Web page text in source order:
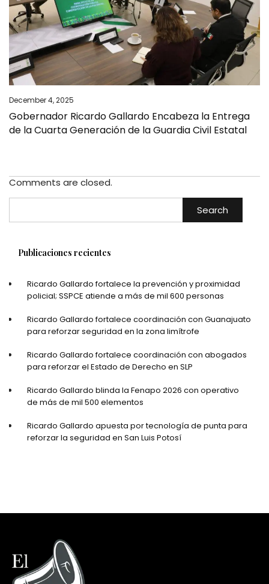
December 4, 2025
Gobernador Ricardo Gallardo Encabeza la Entrega
de la Cuarta Generación de la Guardia Civil Estatal
Comments are closed.
Search
Publicaciones recientes
Ricardo Gallardo fortalece la prevención y proximidad
policial; SSPCE atiende a más de mil 600 personas
Ricardo Gallardo fortalece coordinación con Guanajuato
para reforzar seguridad en la zona limítrofe
Ricardo Gallardo fortalece coordinación con abogados
para reforzar el Estado de Derecho en SLP
Ricardo Gallardo blinda la Fenapo 2026 con operativo
de más de mil 500 elementos
Ricardo Gallardo apuesta por tecnología de punta para
reforzar la seguridad en San Luis Potosí